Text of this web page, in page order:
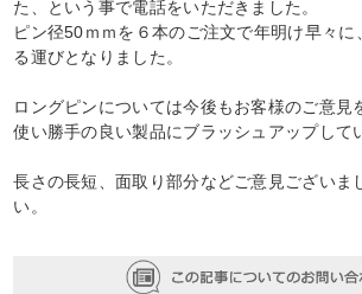
た、という事で電話をいただきました。
ピン径50ｍｍを６本のご注文で年明け早々に
る運びとなりました。
ロングピンについては今後もお客様のご意見
使い勝手の良い製品にブラッシュアップして
長さの長短、面取り部分などご意見ございま
い。